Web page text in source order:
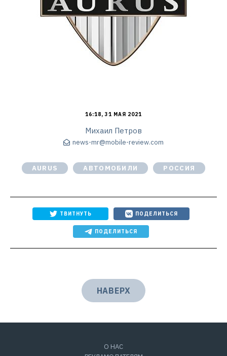
16:18, 31 МАЯ 2021
Михаил Петров
news-mr@mobile-review.com
AURUS АВТОМОБИЛИ РОССИЯ
ТВИТНУТЬ ПОДЕЛИТЬСЯ
ПОДЕЛИТЬСЯ
НАВЕРХ
О НАС